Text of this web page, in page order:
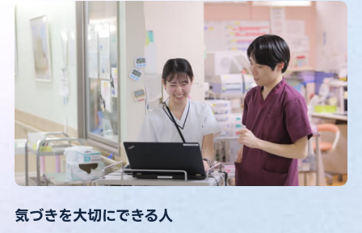
気づきを大切にできる人